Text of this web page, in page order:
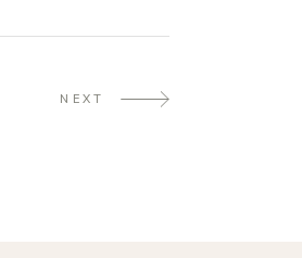
NEXT